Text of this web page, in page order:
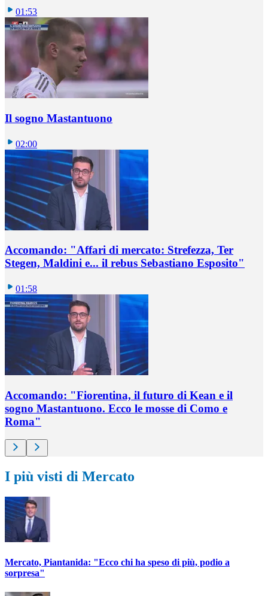
01:53
Il sogno Mastantuono
02:00
Accomando: "Affari di mercato: Strefezza, Ter
Stegen, Maldini e... il rebus Sebastiano Esposito"
01:58
Accomando: "Fiorentina, il futuro di Kean e il
sogno Mastantuono. Ecco le mosse di Como e
Roma"
I più visti di Mercato
Mercato, Piantanida: "Ecco chi ha speso di più, podio a
sorpresa"